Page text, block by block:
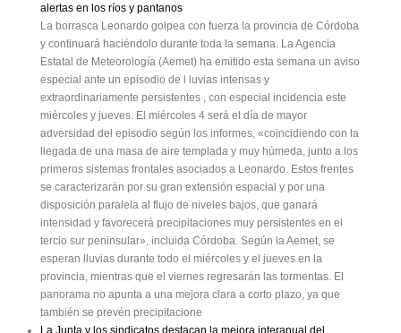
alertas en los ríos y pantanos
La borrasca Leonardo golpea con fuerza la provincia de Córdoba
y continuará haciéndolo durante toda la semana. La Agencia
Estatal de Meteorología (Aemet) ha emitido esta semana un aviso
especial ante un episodio de l luvias intensas y
extraordinariamente persistentes , con especial incidencia este
miércoles y jueves. El miércoles 4 será el día de mayor
adversidad del episodio según los informes, «coincidiendo con la
llegada de una masa de aire templada y muy húmeda, junto a los
primeros sistemas frontales asociados a Leonardo. Estos frentes
se caracterizarán por su gran extensión espacial y por una
disposición paralela al flujo de niveles bajos, que ganará
intensidad y favorecerá precipitaciones muy persistentes en el
tercio sur peninsular», incluida Córdoba. Según la Aemet, se
esperan lluvias durante todo el miércoles y el jueves en la
provincia, mientras que el viernes regresarán las tormentas. El
panorama no apunta a una mejora clara a corto plazo, ya que
también se prevén precipitacione
La Junta y los sindicatos destacan la mejora interanual del